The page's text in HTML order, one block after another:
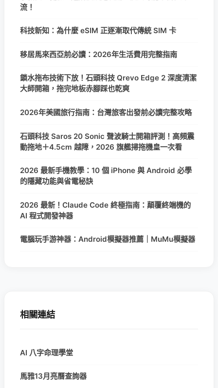
流！
科技新知：為什麼 eSIM 正逐漸取代傳統 SIM 卡
移居馬來西亞前必讀：2026年生活費用完整指南
鎖水拖布技術下放！石頭科技 Qrevo Edge 2 深度清潔
大師開箱，拖完地板赤腳踩也乾爽
2026年美國旅行指南：台灣旅客出發前必讀完整攻略
石頭科技 Saros 20 Sonic 聲波騎士開箱評測！高頻震
動拖地＋4.5cm 越障，2026 旗艦掃拖機皇一次看
2026 最新手機教學：10 個 iPhone 與 Android 必學
的隱藏功能與省電秘訣
2026 最新！Claude Code 終極指南：顛覆終端機的
AI 程式開發神器
電腦玩手游神器：Android模擬器推薦｜MuMu模擬器
相關連結
AI 八字命理學堂
馬雅13月亮曆查詢器